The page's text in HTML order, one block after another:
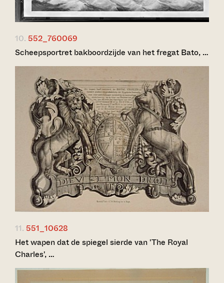
10. 552_760069
Scheepsportret bakboordzijde van het fregat Bato, …
11. 551_10628
Het wapen dat de spiegel sierde van 'The Royal
Charles', …